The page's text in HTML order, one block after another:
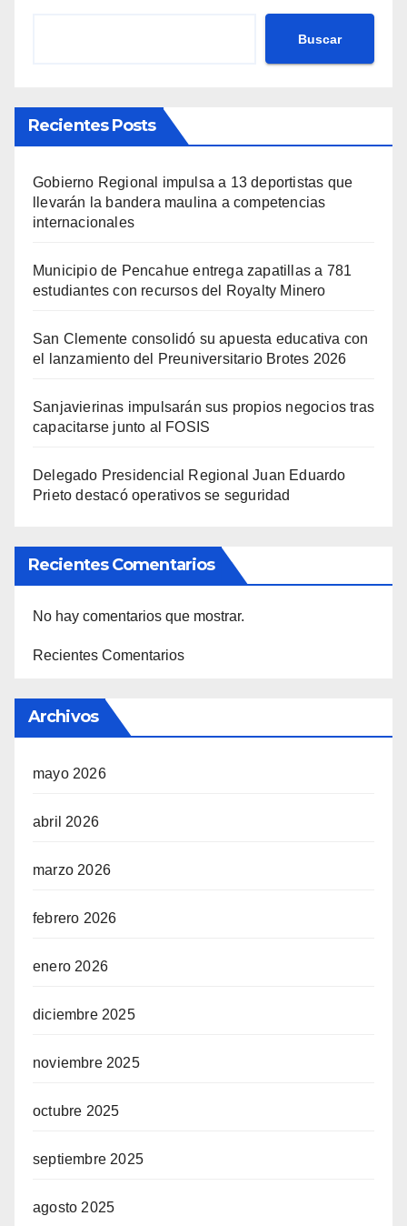
Buscar
Recientes Posts
Gobierno Regional impulsa a 13 deportistas que
llevarán la bandera maulina a competencias
internacionales
Municipio de Pencahue entrega zapatillas a 781
estudiantes con recursos del Royalty Minero
San Clemente consolidó su apuesta educativa con
el lanzamiento del Preuniversitario Brotes 2026
Sanjavierinas impulsarán sus propios negocios tras
capacitarse junto al FOSIS
Delegado Presidencial Regional Juan Eduardo
Prieto destacó operativos se seguridad
Recientes Comentarios
No hay comentarios que mostrar.
Recientes Comentarios
Archivos
mayo 2026
abril 2026
marzo 2026
febrero 2026
enero 2026
diciembre 2025
noviembre 2025
octubre 2025
septiembre 2025
agosto 2025